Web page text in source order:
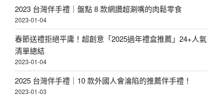
2023 台灣伴手禮｜盤點 8 款網讚超涮嘴的肉鬆零食
2023-01-04
春節送禮拒絕平庸！超創意「2025過年禮盒推薦」24+人氣
清單總結
2023-01-04
2025 台灣伴手禮｜10 款外國人會淪陷的推薦伴手禮！
2023-01-03